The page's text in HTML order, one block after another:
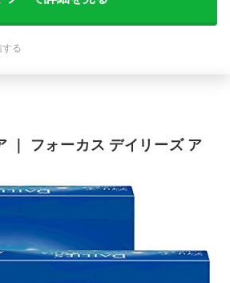
る
｜
フォーカス デイリーズ ア